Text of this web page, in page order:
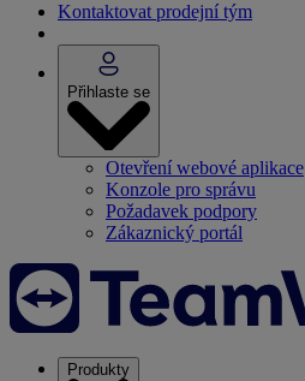
Kontaktovat prodejní tým
Přihlaste se
Otevření webové aplikace
Konzole pro správu
Požadavek podpory
Zákaznický portál
Produkty